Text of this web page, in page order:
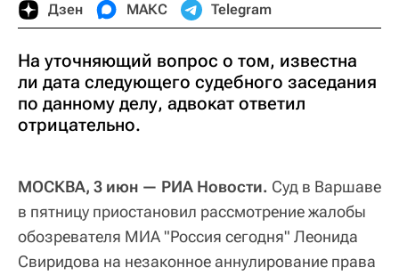
Дзен МАКС Telegram
На уточняющий вопрос о том, известна
ли дата следующего судебного заседания
по данному делу, адвокат ответил
отрицательно.
МОСКВА, 3 июн — РИА Новости. Суд в Варшаве
в пятницу приостановил рассмотрение жалобы
обозревателя МИА "Россия сегодня" Леонида
Свиридова на незаконное аннулирование права